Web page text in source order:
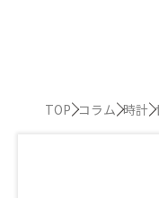
TOP コラム 時計